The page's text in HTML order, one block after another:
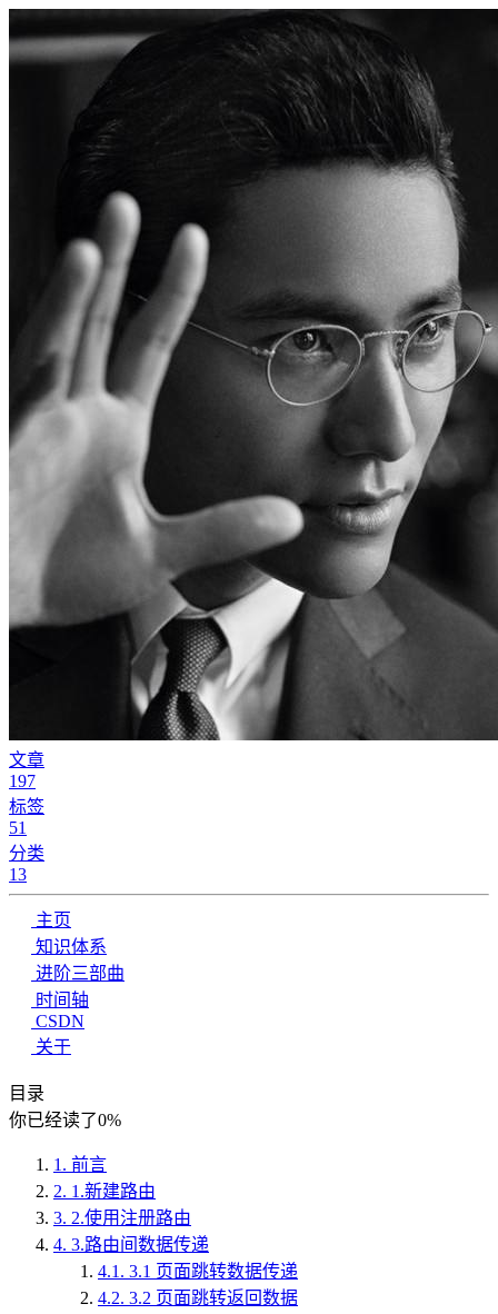
文章
197
标签
51
分类
13
主页
知识体系
进阶三部曲
时间轴
CSDN
关于
目录
你已经读了0%
1. 前言
2. 1.新建路由
3. 2.使用注册路由
4. 3.路由间数据传递
4.1. 3.1 页面跳转数据传递
4.2. 3.2 页面跳转返回数据